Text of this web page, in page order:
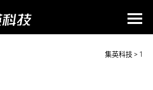
集英科技 > 1